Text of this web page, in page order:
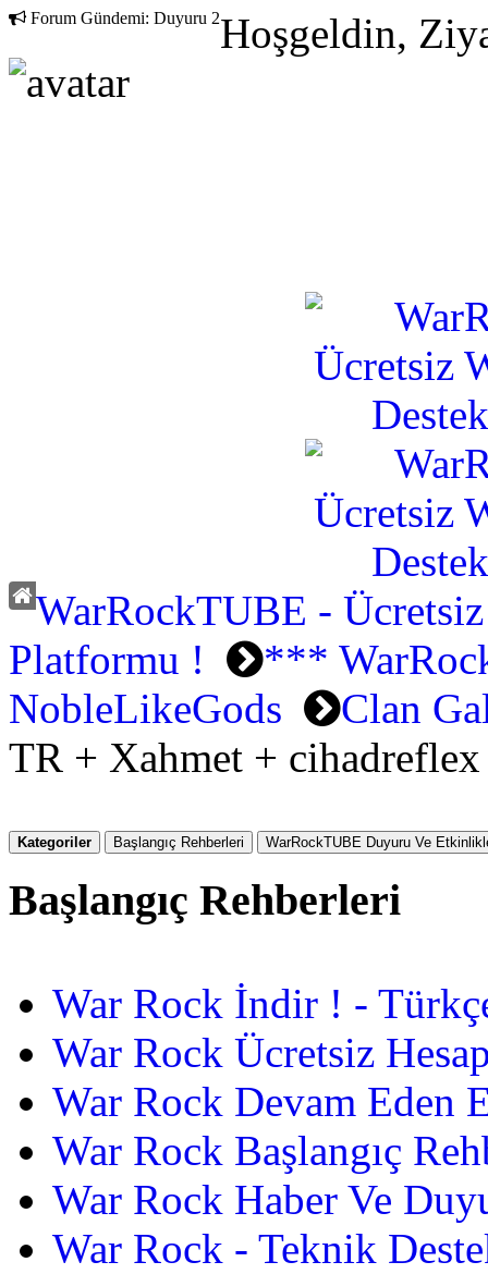
Forum Gündemi: Duyuru 2Hoşgeldin,
WarRockTUBE -
Platformu !
***
NobleLikeGods
Clan
TR + Xahmet + cihadreflex
Kategoriler Başlangıç Rehberleri WarRockTUBE Duyuru Ve
Başlangıç Rehberleri
War Rock İndir ! -
War Rock Ücretsiz
War Rock Devam Eden
War Rock Başlangıç
War Rock Haber Ve
War Rock - Teknik